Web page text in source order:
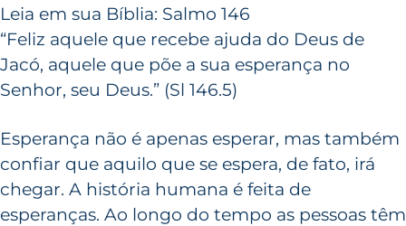
Leia em sua Bíblia: Salmo 146
“Feliz aquele que recebe ajuda do Deus de
Jacó, aquele que põe a sua esperança no
Senhor, seu Deus.” (Sl 146.5)
Esperança não é apenas esperar, mas também
confiar que aquilo que se espera, de fato, irá
chegar. A história humana é feita de
esperanças. Ao longo do tempo as pessoas têm